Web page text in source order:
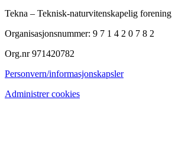
Tekna – Teknisk-naturvitenskapelig forening
Organisasjonsnummer: 9 7 1 4 2 0 7 8 2
Org.nr 971420782
Personvern/informasjonskapsler
Administrer cookies